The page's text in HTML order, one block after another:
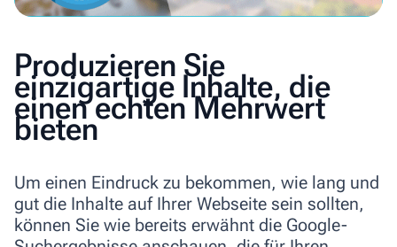
Produzieren Sie
einzigartige Inhalte, die
einen echten Mehrwert
bieten
Um einen Eindruck zu bekommen, wie lang und
gut die Inhalte auf Ihrer Webseite sein sollten,
können Sie wie bereits erwähnt die Google-